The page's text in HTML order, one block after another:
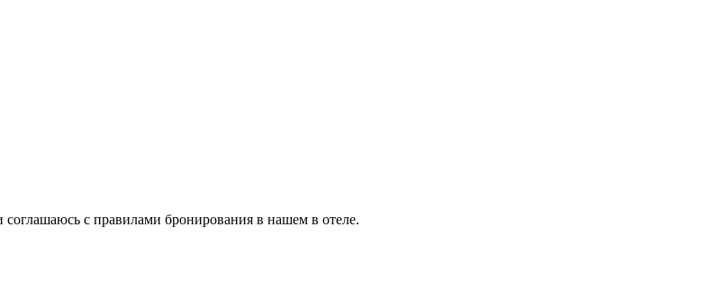
с правилами бронирования в нашем в отеле.